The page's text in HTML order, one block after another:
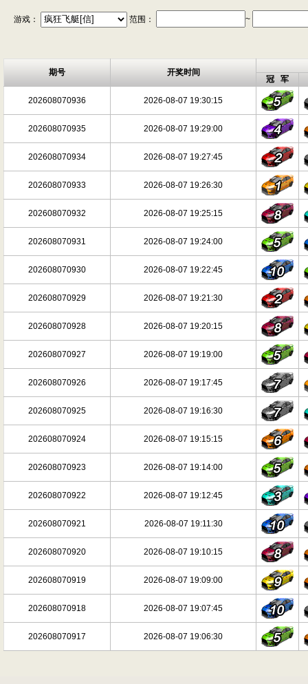
游戏： 范围： ~
期号 开奖时间
冠 军
202608070936 2026-08-07 19:30:15
202608070935 2026-08-07 19:29:00
202608070934 2026-08-07 19:27:45
202608070933 2026-08-07 19:26:30
202608070932 2026-08-07 19:25:15
202608070931 2026-08-07 19:24:00
202608070930 2026-08-07 19:22:45
202608070929 2026-08-07 19:21:30
202608070928 2026-08-07 19:20:15
202608070927 2026-08-07 19:19:00
202608070926 2026-08-07 19:17:45
202608070925 2026-08-07 19:16:30
202608070924 2026-08-07 19:15:15
202608070923 2026-08-07 19:14:00
202608070922 2026-08-07 19:12:45
202608070921 2026-08-07 19:11:30
202608070920 2026-08-07 19:10:15
202608070919 2026-08-07 19:09:00
202608070918 2026-08-07 19:07:45
202608070917 2026-08-07 19:06:30